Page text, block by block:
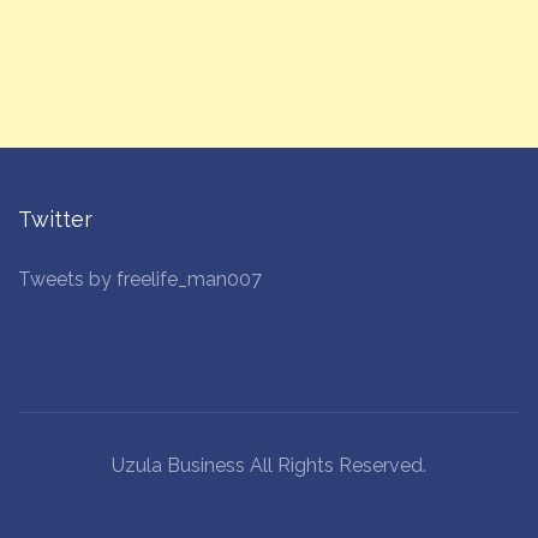
Twitter
Tweets by freelife_man007
Uzula Business All Rights Reserved.